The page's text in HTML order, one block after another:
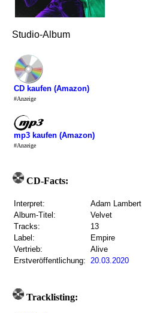
Studio-Album
CD kaufen (Amazon)
#Anzeige
mp3 kaufen (Amazon)
#Anzeige
CD-Facts:
Interpret:
Adam Lambert
Album-Titel:
Velvet
Tracks:
13
Label:
Empire
Vertrieb:
Alive
Erstveröffentlichung: 20.03.2020
Tracklisting: